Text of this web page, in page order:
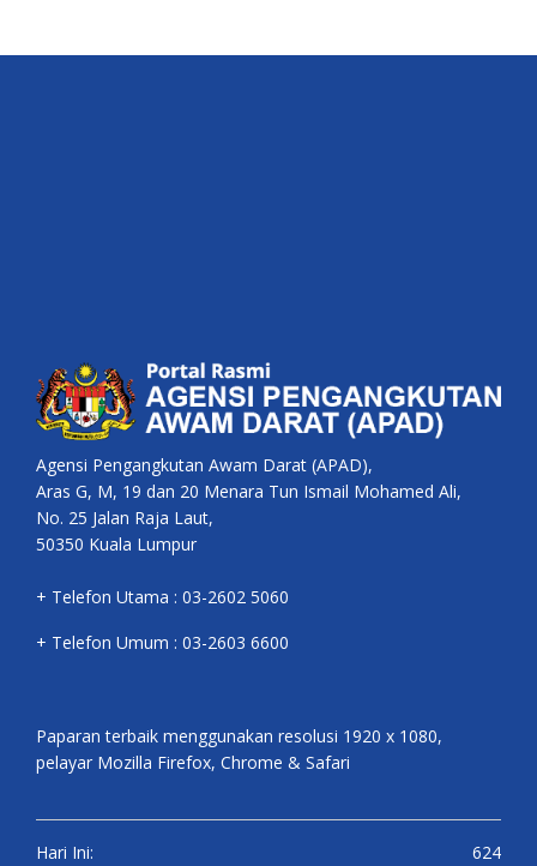
Agensi Pengangkutan Awam Darat (APAD),
Aras G, M, 19 dan 20 Menara Tun Ismail Mohamed Ali,
No. 25 Jalan Raja Laut,
50350 Kuala Lumpur
+ Telefon Utama : 03-2602 5060
+ Telefon Umum : 03-2603 6600
Paparan terbaik menggunakan resolusi 1920 x 1080,
pelayar Mozilla Firefox, Chrome & Safari
Hari Ini:
624